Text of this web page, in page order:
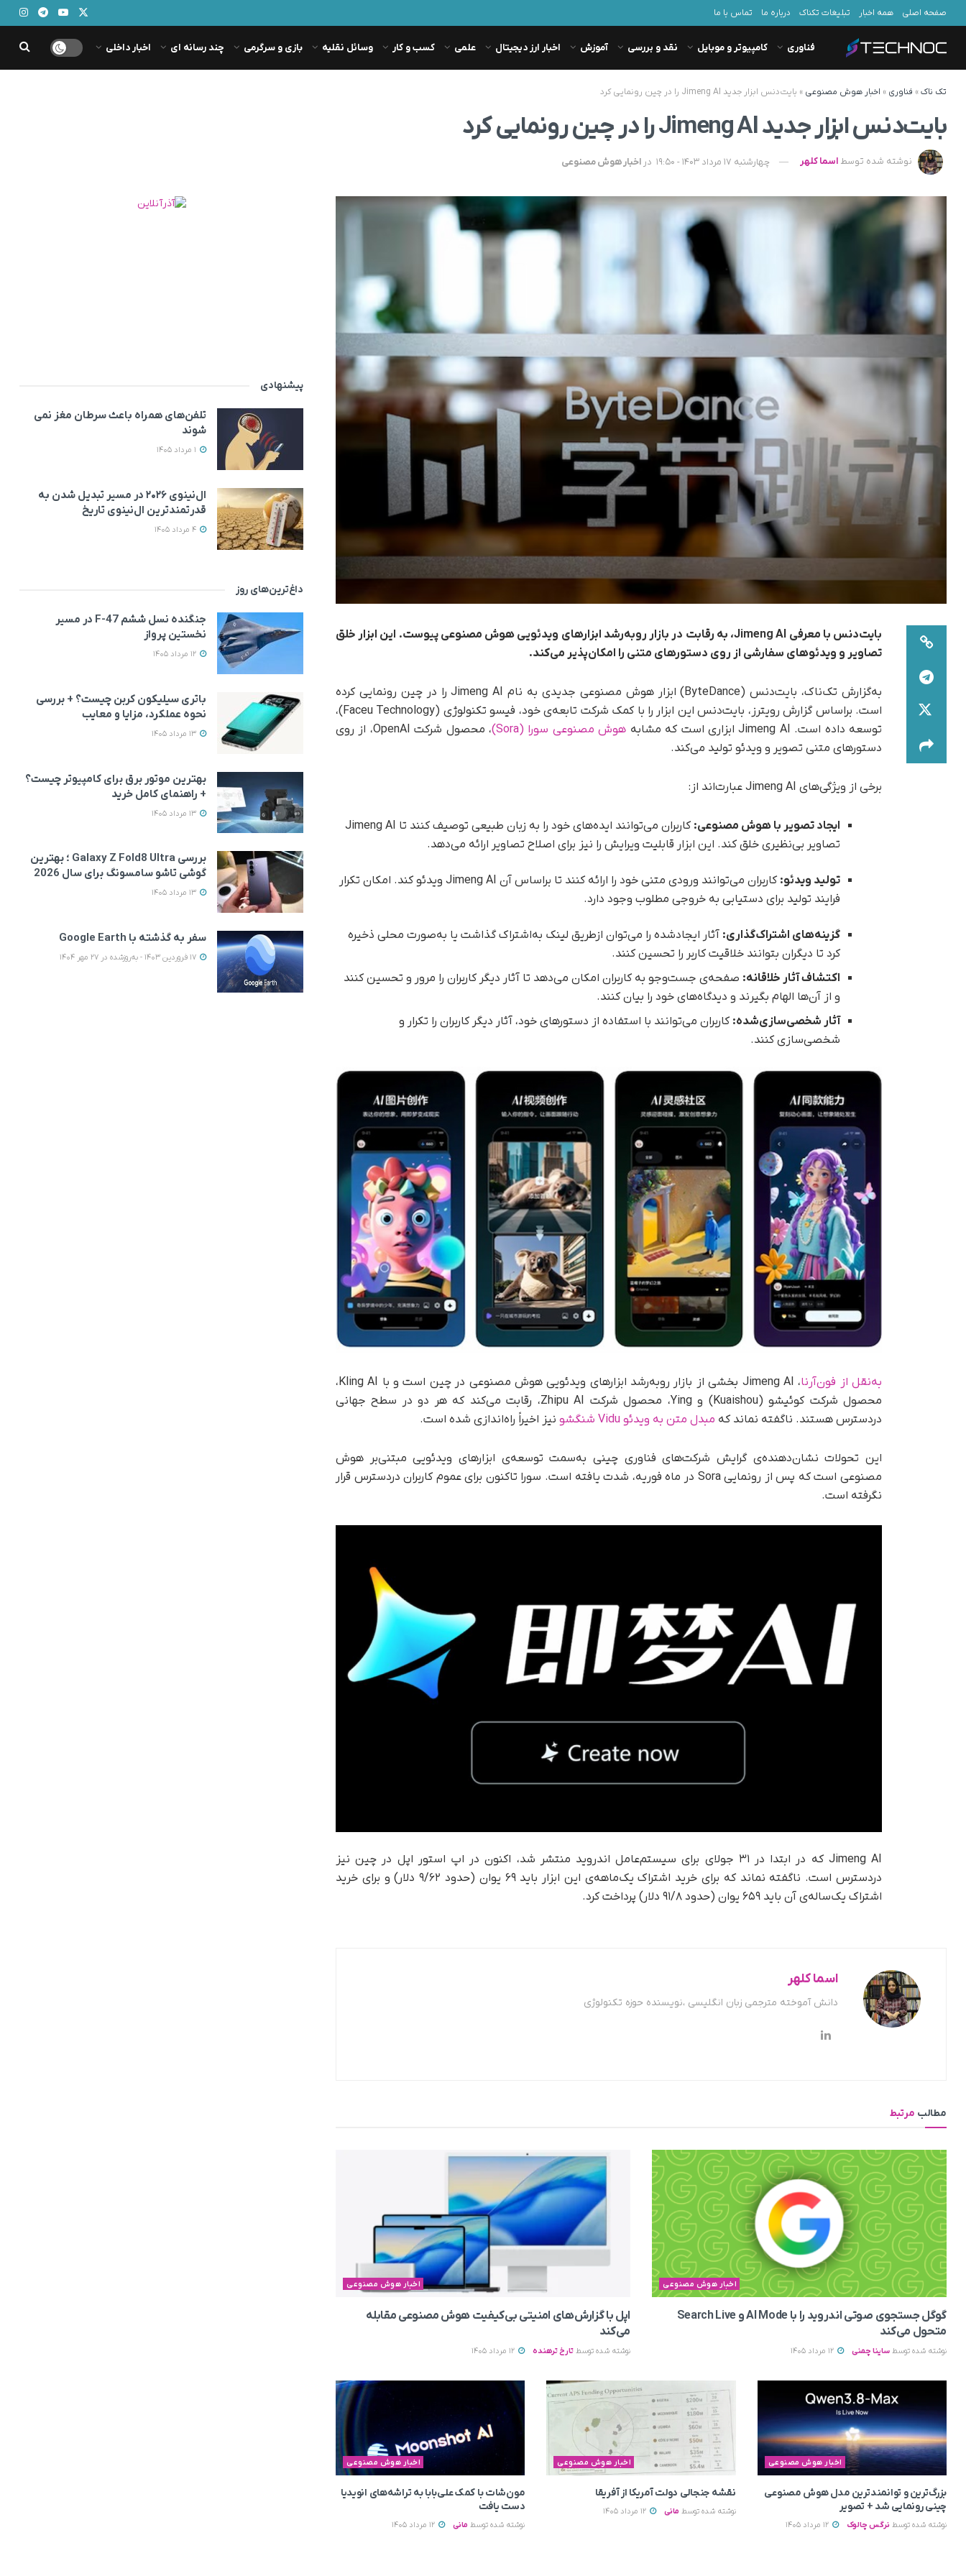
صفحه اصلی همه اخبار تبلیغات تکناک درباره ما تماس با ما
فناوری کامپیوتر و موبایل نقد و بررسی آموزش اخبار ارز دیجیتال علمی کسب و کار وسائل نقلیه بازی و سرگرمی چند رسانه ای اخبار داخلی
تک ناک» فناوری » اخبار هوش مصنوعی » بایت‌دنس ابزار جدید Jimeng AI را در چین رونمایی کرد
بایت‌دنس ابزار جدید Jimeng AI را در چین رونمایی کرد
نوشته شده توسط اسما کلهر چهارشنبه 17 مرداد 1403 - 19:50 در اخبار هوش مصنوعی
بایت‌دنس با معرفی Jimeng AI، به رقابت در بازار رو‌به‌رشد ابزارهای ویدئویی هوش مصنوعی پیوست. این ابزار خلق
تصاویر و ویدئوهای سفارشی از روی دستورهای متنی را امکان‌پذیر می‌کند.
به‌گزارش تک‌ناک، بایت‌دنس (ByteDance) ابزار هوش مصنوعی جدیدی به نام Jimeng AI را در چین رونمایی کرده
است. براساس گزارش رویترز، بایت‌دنس این ابزار را با کمک شرکت تابعه‌ی خود، فیسو تکنولوژی (Faceu Technology)،
توسعه داده است. Jimeng AI ابزاری است که مشابه
هوش مصنوعی سورا (Sora)
، محصول شرکت OpenAI، از روی
دستورهای متنی تصویر و ویدئو تولید می‌کند.
برخی از ویژگی‌های Jimeng AI عبارت‌اند از:
ایجاد تصویر با هوش مصنوعی:
کاربران می‌توانند ایده‌های خود را به زبان طبیعی توصیف کنند تا Jimeng AI
تصاویر بی‌نظیری خلق کند. این ابزار قابلیت ویرایش را نیز برای اصلاح تصاویر ارائه می‌دهد.
تولید ویدئو:
کاربران می‌توانند ورودی متنی خود را ارائه کنند تا براساس آن Jimeng AI ویدئو کند. امکان تکرار
فرایند تولید برای دستیابی به خروجی مطلوب وجود دارد.
گزینه‌های اشتراک‌گذاری: آثار ایجادشده را می‌توان ازطریق لینک به‌اشتراک گذاشت یا به‌صورت محلی ذخیره
کرد تا دیگران بتوانند خلاقیت کاربر را تحسین کنند.
اکتشاف آثار خلاقانه: صفحه‌ی جست‌وجو به کاربران امکان می‌دهد تا آثار دیگر کاربران را مرور و تحسین کنند
و از آن‌ها الهام بگیرند و دیدگاه‌های خود را بیان کنند.
آثار شخصی‌سازی‌شده: کاربران می‌توانند با استفاده از دستورهای خود، آثار دیگر کاربران را تکرار و
شخصی‌سازی کنند.
به‌نقل از فون‌آرنا
، Jimeng AI بخشی از بازار رو‌به‌رشد ابزارهای ویدئویی هوش مصنوعی در چین است و با Kling AI،
محصول شرکت کوئیشو (Kuaishou) و Ying، محصول شرکت Zhipu AI، رقابت می‌کند که هر دو در سطح جهانی
دردسترس هستند. ناگفته نماند که مبدل متن به ویدئو Vidu شنگشو نیز اخیراً راه‌اندازی شده است.
این تحولات نشان‌دهنده‌ی گرایش شرکت‌های فناوری چینی به‌سمت توسعه‌ی ابزارهای ویدئویی مبتنی‌بر هوش
مصنوعی است که پس از رونمایی Sora در ماه فوریه، شدت یافته است. سورا تاکنون برای عموم کاربران در‌دسترس قرار
نگرفته است.
Jimeng AI که در ابتدا در ۳۱ جولای برای سیستم‌عامل اندروید منتشر شد، اکنون در اپ استور اپل در چین نیز
در‌دسترس است. ناگفته نماند که برای خرید اشتراک یک‌ماهه‌ی این ابزار باید ۶۹ یوان (حدود ۹/۶۲ دلار) و برای خرید
اشتراک یک‌ساله‌ی آن باید ۶۵۹ یوان (حدود ۹۱/۸ دلار) پرداخت کرد.
اسما کلهر
دانش آموخته مترجمی زبان انگلیسی ،نویسنده حوزه تکنولوژی
مطالب مرتبط
اخبار هوش مصنوعی
گوگل جستجوی صوتی اندروید را با AI Mode و Search Live
متحول می‌کند
نوشته شده توسط ساینا چمنی
اخبار هوش مصنوعی
اپل با گزارش‌های امنیتی بی‌کیفیت هوش مصنوعی مقابله
می‌کند
نوشته شده توسط تارخ ترهنده
اخبار هوش مصنوعی
بزرگ‌ترین و توانمندترین مدل هوش مصنوعی
چینی رونمایی شد + تصویر
نوشته شده توسط نرگس چالوک
اخبار هوش مصنوعی
نقشه جنجالی دولت آمریکا از آفریقا
نوشته شده توسط مانی 12 مرداد 1405
اخبار هوش مصنوعی
مون‌شات با کمک علی‌بابا به تراشه‌های انویدیا
دست یافت
نوشته شده توسط مانی
پیشنهادی
تلفن‌های همراه باعث سرطان مغز نمی‌
شوند
ال‌نینوی ۲۰۲۶ در مسیر تبدیل شدن به
قدرتمندترین ال‌نینوی تاریخ
داغ‌ترین‌های روز
جنگنده نسل ششم F-47 در مسیر
نخستین پرواز
باتری سیلیکون کربن چیست؟ + بررسی
نحوه عملکرد، مزایا و معایب
بهترین موتور برق برای کامپیوتر چیست؟
+ راهنمای کامل خرید
بررسی Galaxy Z Fold8 Ultra ؛ بهترین
گوشی تاشو سامسونگ برای سال 2026
سفر به گذشته با Google Earth